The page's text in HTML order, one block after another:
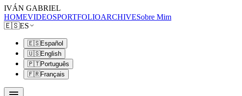
IVÁN GABRIEL
HOMEVIDEOSPORTFOLIOARCHIVESobre Mim
🇪🇸ES
🇪🇸Español
🇺🇸English
🇵🇹Português
🇫🇷Français